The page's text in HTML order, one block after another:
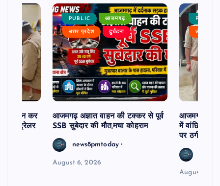
से दर्शन कर
खड़े ट्रेलर
PUBLIC आजमगढ़
उत्तर प्रदेश दुर्घटना
आजमगढ़ अज्ञात वाहन की टक्कर से पूर्व
SSB सुबेदार की मौत,मचा कोहराम
news8pmtoday
August 6, 2026
PUBLIC
उत्तर
आजमगढ़ 43
में वांछित
पर ठगी और
August 6,